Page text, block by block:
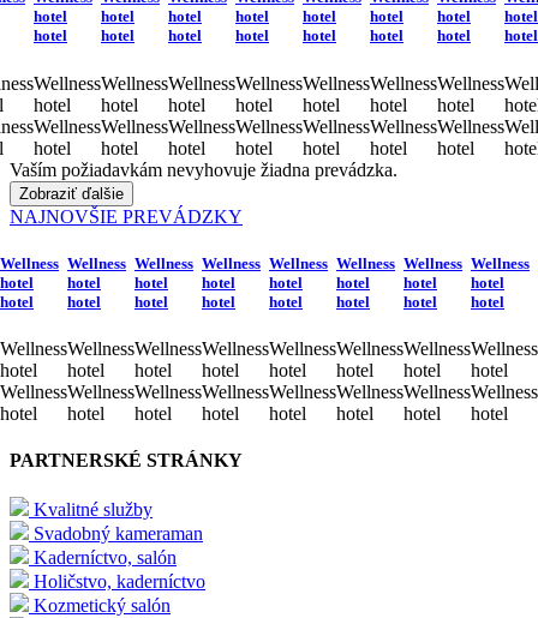
hotel
hotel
Wellness
hotel
Wellness
hotel
hotel
hotel
Wellness
hotel
Wellness
hotel
hotel
hotel
Wellness
hotel
Wellness
hotel
hotel
hotel
Wellness
hotel
Wellness
hotel
hotel
hotel
Wellness
hotel
Wellness
hotel
hotel
hotel
Wellness
hotel
Wellness
hotel
hotel
hotel
Wellness
hotel
Wellness
hotel
hotel
hotel
Vaším požiadavkám nevyhovuje žiadna prevádzka.
Zobraziť ďalšie
NAJNOVŠIE PREVÁDZKY
Wellness
hotel
hotel
Wellness
hotel
Wellness
hotel
Wellness
hotel
hotel
Wellness
hotel
Wellness
hotel
Wellness
hotel
hotel
Wellness
hotel
Wellness
hotel
Wellness
hotel
hotel
Wellness
hotel
Wellness
hotel
Wellness
hotel
hotel
Wellness
hotel
Wellness
hotel
Wellness
hotel
hotel
Wellness
hotel
Wellness
hotel
Wellness
hotel
hotel
Wellness
hotel
Wellness
hotel
Wellness
hotel
hotel
Wellness
hotel
Wellness
hotel
PARTNERSKÉ STRÁNKY
Kvalitné služby
Svadobný kameraman
Kaderníctvo, salón
Holičstvo, kaderníctvo
Kozmetický salón